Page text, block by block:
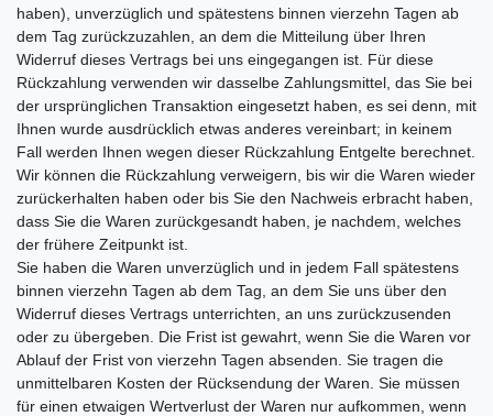
haben), unverzüglich und spätestens binnen vierzehn Tagen ab
dem Tag zurückzuzahlen, an dem die Mitteilung über Ihren
Widerruf dieses Vertrags bei uns eingegangen ist. Für diese
Rückzahlung verwenden wir dasselbe Zahlungsmittel, das Sie bei
der ursprünglichen Transaktion eingesetzt haben, es sei denn, mit
Ihnen wurde ausdrücklich etwas anderes vereinbart; in keinem
Fall werden Ihnen wegen dieser Rückzahlung Entgelte berechnet.
Wir können die Rückzahlung verweigern, bis wir die Waren wieder
zurückerhalten haben oder bis Sie den Nachweis erbracht haben,
dass Sie die Waren zurückgesandt haben, je nachdem, welches
der frühere Zeitpunkt ist.
Sie haben die Waren unverzüglich und in jedem Fall spätestens
binnen vierzehn Tagen ab dem Tag, an dem Sie uns über den
Widerruf dieses Vertrags unterrichten, an uns zurückzusenden
oder zu übergeben. Die Frist ist gewahrt, wenn Sie die Waren vor
Ablauf der Frist von vierzehn Tagen absenden. Sie tragen die
unmittelbaren Kosten der Rücksendung der Waren. Sie müssen
für einen etwaigen Wertverlust der Waren nur aufkommen, wenn